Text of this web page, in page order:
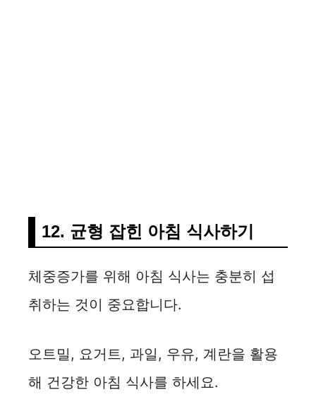
12. 균형 잡힌 아침 식사하기
체중증가를 위해 아침 식사는 충분히 섭
취하는 것이 중요합니다.
오트밀, 요거트, 과일, 우유, 계란을 활용
해 건강한 아침 식사를 하세요.